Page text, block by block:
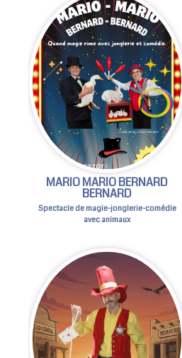
MARIO MARIO BERNARD
BERNARD
Spectacle de magie-jonglerie-comédie
avec animaux